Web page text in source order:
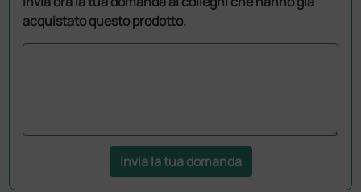
acquistato questo prodotto.
Invia la tua domanda